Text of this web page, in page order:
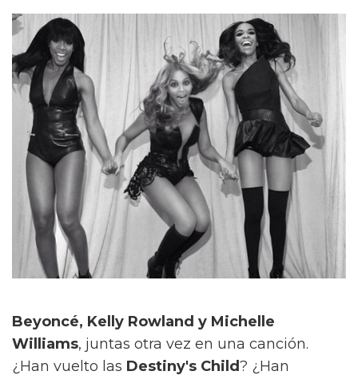
Beyoncé, Kelly Rowland y Michelle
Williams, juntas otra vez en una canción.
¿Han vuelto las Destiny's Child? ¿Han